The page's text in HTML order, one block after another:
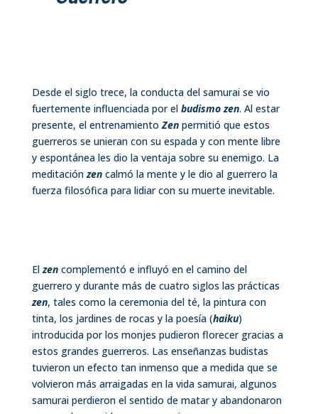
Desde el siglo trece, la conducta del samurai se vio
fuertemente influenciada por el budismo zen. Al estar
presente, el entrenamientoZenpermitió que estos
guerreros se unieran con su espada y con mente libre
y espontánea les dio la ventaja sobre su enemigo. La
meditaciónzencalmó la mente y le dio al guerrero la
fuerza filosófica para lidiar con su muerte inevitable.
Elzencomplementó e influyó en el camino del
guerrero y durante más de cuatro siglos las prácticas
zen, tales como la ceremonia del té, la pintura con
tinta, los jardines de rocas y la poesía (haiku)
introducida por los monjes pudieron florecer gracias a
estos grandes guerreros. Las enseñanzas budistas
tuvieron un efecto tan inmenso que a medida que se
volvieron más arraigadas en la vida samurai, algunos
samurai perdieron el sentido de matar y abandonaron